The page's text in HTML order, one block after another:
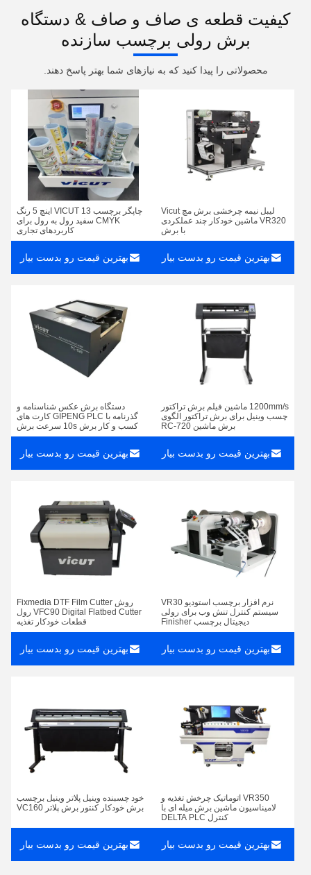
کیفیت قطعه ی صاف و صاف & دستگاه
برش رولی برچسب سازنده
محصولاتی را پیدا کنید که به نیازهای شما بهتر پاسخ دهند.
لیبل نیمه چرخشی برش مچ Vicut
VR320 ماشین خودکار چند عملکردی
با برش
بهترین قیمت رو بدست بیار
چاپگر برچسب VICUT 13 اینچ 5 رنگ
CMYK سفید رول به رول برای
کاربردهای تجاری
بهترین قیمت رو بدست بیار
1200mm/s ماشین فیلم برش تراکتور
چسب وینیل برای برش تراکتور الگوی
برش ماشین RC-720
بهترین قیمت رو بدست بیار
دستگاه برش عکس شناسنامه و
گذرنامه با GIPENG PLC کارت های
کسب و کار برش 10s سرعت برش
PC-220
بهترین قیمت رو بدست بیار
نرم افزار برچسب استودیو VR30
سیستم کنترل تنش وب برای رولی
دیجیتال برچسب Finisher
بهترین قیمت رو بدست بیار
روش Fixmedia DTF Film Cutter
VFC90 Digital Flatbed Cutter رول
قطعات خودکار تغذیه
بهترین قیمت رو بدست بیار
VR350 اتوماتیک چرخش تغذیه و
لامیناسیون ماشین برش میله ای با
کنترل DELTA PLC
بهترین قیمت رو بدست بیار
خود چسبنده وینیل پلاتر وینیل برچسب
برش خودکار کنتور برش پلاتر VC160
بهترین قیمت رو بدست بیار